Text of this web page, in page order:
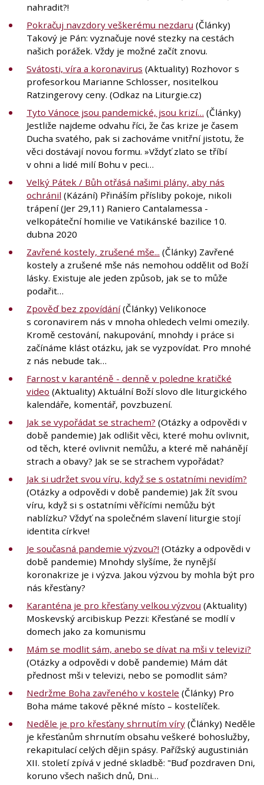
nahradit?!
Pokračuj navzdory veškerému nezdaru (Články)
Takový je Pán: vyznačuje nové stezky na cestách
našich porážek. Vždy je možné začít znovu.
Svátosti, víra a koronavirus (Aktuality) Rozhovor s
profesorkou Marianne Schlosser, nositelkou
Ratzingerovy ceny. (Odkaz na Liturgie.cz)
Tyto Vánoce jsou pandemické, jsou krizí… (Články)
Jestliže najdeme odvahu říci, že čas krize je časem
Ducha svatého, pak si zachováme vnitřní jistotu, že
věci dostávají novou formu. »Vždyť zlato se tříbí
v ohni a lidé milí Bohu v peci…
Velký Pátek / Bůh otřásá našimi plány, aby nás
ochránil (Kázání) Přináším přísliby pokoje, nikoli
trápení (Jer 29,11) Raniero Cantalamessa -
velkopáteční homilie ve Vatikánské bazilice 10.
dubna 2020
Zavřené kostely, zrušené mše... (Články) Zavřené
kostely a zrušené mše nás nemohou oddělit od Boží
lásky. Existuje ale jeden způsob, jak se to může
podařit…
Zpověď bez zpovídání(Články) Velikonoce
s coronavirem nás v mnoha ohledech velmi omezily.
Kromě cestování, nakupování, mnohdy i práce si
začínáme klást otázku, jak se vyzpovídat. Pro mnohé
z nás nebude tak…
Farnost v karanténě - denně v poledne kratičké
video (Aktuality) Aktuální Boží slovo dle liturgického
kalendáře, komentář, povzbuzení.
Jak se vypořádat se strachem? (Otázky a odpovědi v
době pandemie) Jak odlišit věci, které mohu ovlivnit,
od těch, které ovlivnit nemůžu, a které mě nahánějí
strach a obavy? Jak se se strachem vypořádat?
Jak si udržet svou víru, když se s ostatními nevidím?
(Otázky a odpovědi v době pandemie) Jak žít svou
víru, když si s ostatními věřícími nemůžu být
nablízku? Vždyť na společném slavení liturgie stojí
identita církve!
Je současná pandemie výzvou?! (Otázky a odpovědi v
době pandemie) Mnohdy slyšíme, že nynější
koronakrize je i výzva. Jakou výzvou by mohla být pro
nás křesťany?
Karanténa je pro křesťany velkou výzvou (Aktuality)
Moskevský arcibiskup Pezzi: Křesťané se modlí v
domech jako za komunismu
Mám se modlit sám, anebo se dívat na mši v televizi?
(Otázky a odpovědi v době pandemie) Mám dát
přednost mši v televizi, nebo se pomodlit sám?
Nedržme Boha zavřeného v kostele (Články) Pro
Boha máme takové pěkné místo – kostelíček.
Neděle je pro křesťany shrnutím víry (Články) Neděle
je křesťanům shrnutím obsahu veškeré bohoslužby,
rekapitulací celých dějin spásy. Pařížský augustinián
XII. století zpívá v jedné skladbě: "Buď pozdraven Dni,
koruno všech našich dnů, Dni…